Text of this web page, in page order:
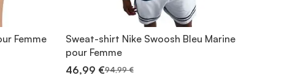
Femme
Sweat-shirt Nike Swoosh Bleu Marine
pour Femme
46,99 €94,99 €